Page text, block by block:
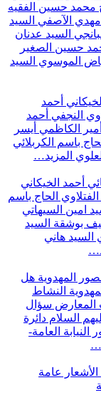
محمد حسين الفقيه
الآصفي السيد
السيد عدنان
حسين الصغير
الموسوي السيد
أحمد
النجفي أحمد
أمير الكاظمي أيسر
باسم الكربلائي
المزيد…
أحمد الخيكاني
الحاج باسم
امين السيهاتي
بوشقة السيد
السيد هاني
المهدوية هل
النشاط
المعارض سؤال
السلام دائرة
النيابة العامة-
الأشعار
عامة